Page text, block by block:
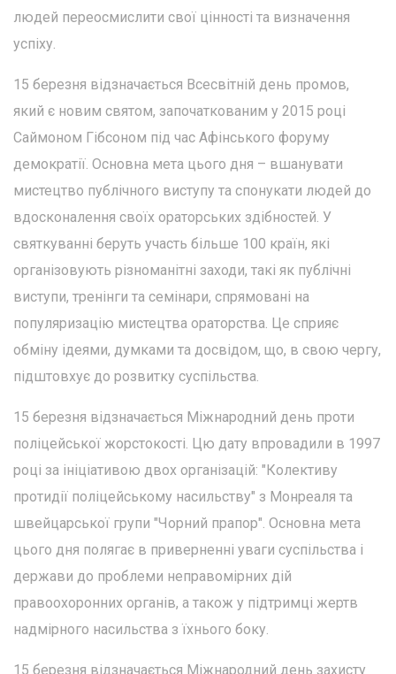
людей переосмислити свої цінності та визначення
успіху.
15 березня відзначається Всесвітній день промов,
який є новим святом, започаткованим у 2015 році
Саймоном Гібсоном під час Афінського форуму
демократії. Основна мета цього дня – вшанувати
мистецтво публічного виступу та спонукати людей до
вдосконалення своїх ораторських здібностей. У
святкуванні беруть участь більше 100 країн, які
організовують різноманітні заходи, такі як публічні
виступи, тренінги та семінари, спрямовані на
популяризацію мистецтва ораторства. Це сприяє
обміну ідеями, думками та досвідом, що, в свою чергу,
підштовхує до розвитку суспільства.
15 березня відзначається Міжнародний день проти
поліцейської жорстокості. Цю дату впровадили в 1997
році за ініціативою двох організацій: "Колективу
протидії поліцейському насильству" з Монреаля та
швейцарської групи "Чорний прапор". Основна мета
цього дня полягає в приверненні уваги суспільства і
держави до проблеми неправомірних дій
правоохоронних органів, а також у підтримці жертв
надмірного насильства з їхнього боку.
15 березня відзначається Міжнародний день захисту